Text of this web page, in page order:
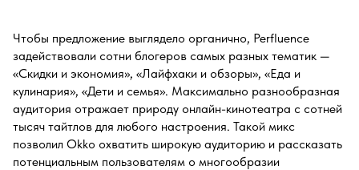
Чтобы предложение выглядело органично, Perfluence
задействовали сотни блогеров самых разных тематик —
«Скидки и экономия», «Лайфхаки и обзоры», «Еда и
кулинария», «Дети и семья». Максимально разнообразная
аудитория отражает природу онлайн-кинотеатра с сотней
тысяч тайтлов для любого настроения. Такой микс
позволил Okko охватить широкую аудиторию и рассказать
потенциальным пользователям о многообразии